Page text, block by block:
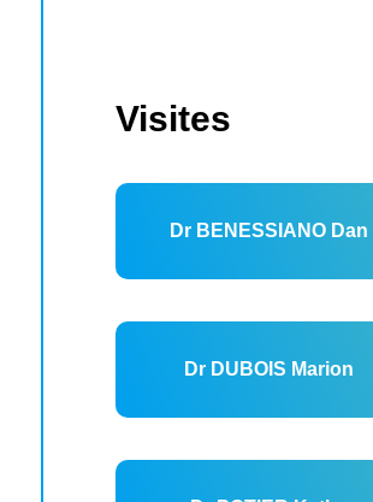
Visites
Dr BENESSIANO Dan
Dr DUBOIS Marion